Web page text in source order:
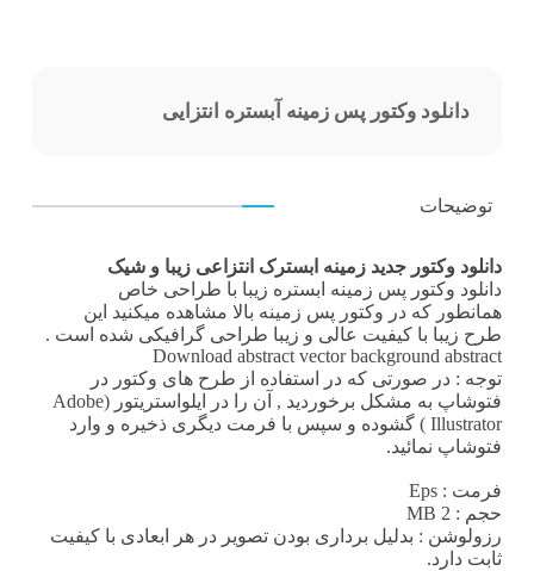
دانلود وکتور پس زمینه آبستره انتزایی
توضیحات
دانلود وکتور جدید زمینه ابسترک انتزاعی زیبا و شیک
دانلود وکتور پس زمینه ابستره زیبا با طراحی خاص
همانطور که در وکتور پس زمینه بالا مشاهده میکنید این
طرح زیبا با کیفیت عالی و زیبا طراحی گرافیکی شده است .
Download abstract vector background abstract
توجه : در صورتی که در استفاده از طرح های وکتور در
فتوشاپ به مشکل برخوردید , آن را در ایلواستریتور (Adobe
Illustrator ) گشوده و سپس با فرمت دیگری ذخیره و وارد
فتوشاپ نمائید.
فرمت : Eps
حجم : 2 MB
رزولوشن : بدلیل برداری بودن تصویر در هر ابعادی با کیفیت
ثابت دارد.